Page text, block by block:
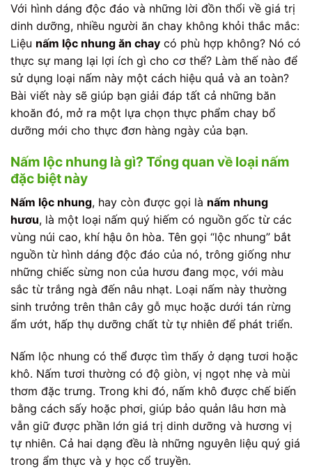
Với hình dáng độc đáo và những lời đồn thổi về giá trị
dinh dưỡng, nhiều người ăn chay không khỏi thắc mắc:
Liệu nấm lộc nhung ăn chay có phù hợp không? Nó có
thực sự mang lại lợi ích gì cho cơ thể? Làm thế nào để
sử dụng loại nấm này một cách hiệu quả và an toàn?
Bài viết này sẽ giúp bạn giải đáp tất cả những băn
khoăn đó, mở ra một lựa chọn thực phẩm chay bổ
dưỡng mới cho thực đơn hàng ngày của bạn.
Nấm lộc nhung là gì? Tổng quan về loại nấm
đặc biệt này
Nấm lộc nhung, hay còn được gọi là nấm nhung
hươu, là một loại nấm quý hiếm có nguồn gốc từ các
vùng núi cao, khí hậu ôn hòa. Tên gọi “lộc nhung” bắt
nguồn từ hình dáng độc đáo của nó, trông giống như
những chiếc sừng non của hươu đang mọc, với màu
sắc từ trắng ngà đến nâu nhạt. Loại nấm này thường
sinh trưởng trên thân cây gỗ mục hoặc dưới tán rừng
ẩm ướt, hấp thụ dưỡng chất từ tự nhiên để phát triển.
Nấm lộc nhung có thể được tìm thấy ở dạng tươi hoặc
khô. Nấm tươi thường có độ giòn, vị ngọt nhẹ và mùi
thơm đặc trưng. Trong khi đó, nấm khô được chế biến
bằng cách sấy hoặc phơi, giúp bảo quản lâu hơn mà
vẫn giữ được phần lớn giá trị dinh dưỡng và hương vị
tự nhiên. Cả hai dạng đều là những nguyên liệu quý giá
trong ẩm thực và y học cổ truyền.